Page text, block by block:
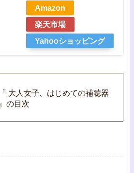
Amazon
楽天市場
Yahooショッピング
『 大人女子、はじめての補聴器
』の目次